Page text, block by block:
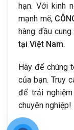
hạn. Với kinh
mạnh mẽ,
hàng đầu cung
tại Việt Nam.
Hãy để chúng
của bạn. Truy
để trải
chuyên nghiệp!